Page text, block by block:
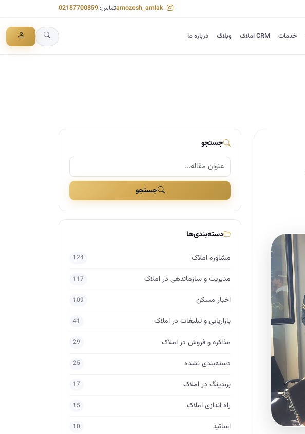
تماس: 02187700859
خدمات CRM املاک وبلاگ درباره ما
جستجو
جستجو
دسته‌بندی‌ها
مشاوره املاک 124
مدیریت و سازماندهی در املاک 117
اخبار مسکن 109
بازاریابی و تبلیغات در املاک 41
مذاکره و فروش در املاک 29
دسته‌بندی نشده 25
برندینگ در املاک 17
راه اندازی املاک 15
اساتید 10